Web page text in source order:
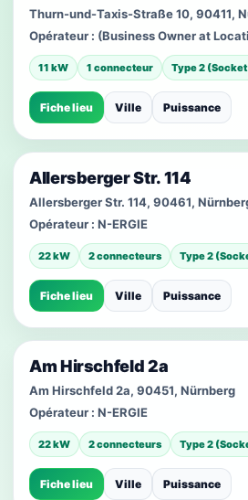
Thurn-und-Taxis-Straße 10, 90411,
Opérateur : (Business Owner at
11 kW 1 connecteur Type 2
Fiche lieu Ville Puissance
Allersberger Str. 114
Allersberger Str. 114, 90461,
Opérateur : N-ERGIE
22 kW 2 connecteurs Type 2
Fiche lieu Ville Puissance
Am Hirschfeld 2a
Am Hirschfeld 2a, 90451, Nürnberg
Opérateur : N-ERGIE
22 kW 2 connecteurs Type 2
Fiche lieu Ville Puissance